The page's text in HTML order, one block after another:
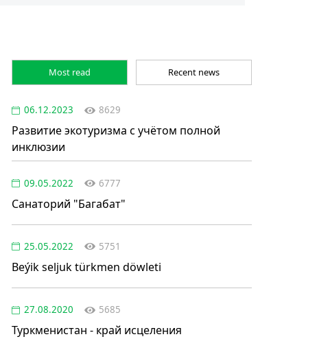
Most read Recent news
06.12.2023 8629
Развитие экотуризма с учётом полной
инклюзии
09.05.2022 6777
Санаторий "Багабат"
25.05.2022 5751
Beýik seljuk türkmen döwleti
27.08.2020 5685
Туркменистан - край исцеления